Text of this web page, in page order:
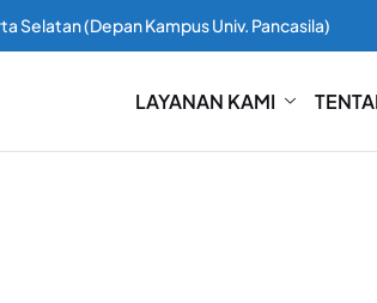
Selatan (Depan Kampus Univ. Pancasila)
LAYANAN KAMI